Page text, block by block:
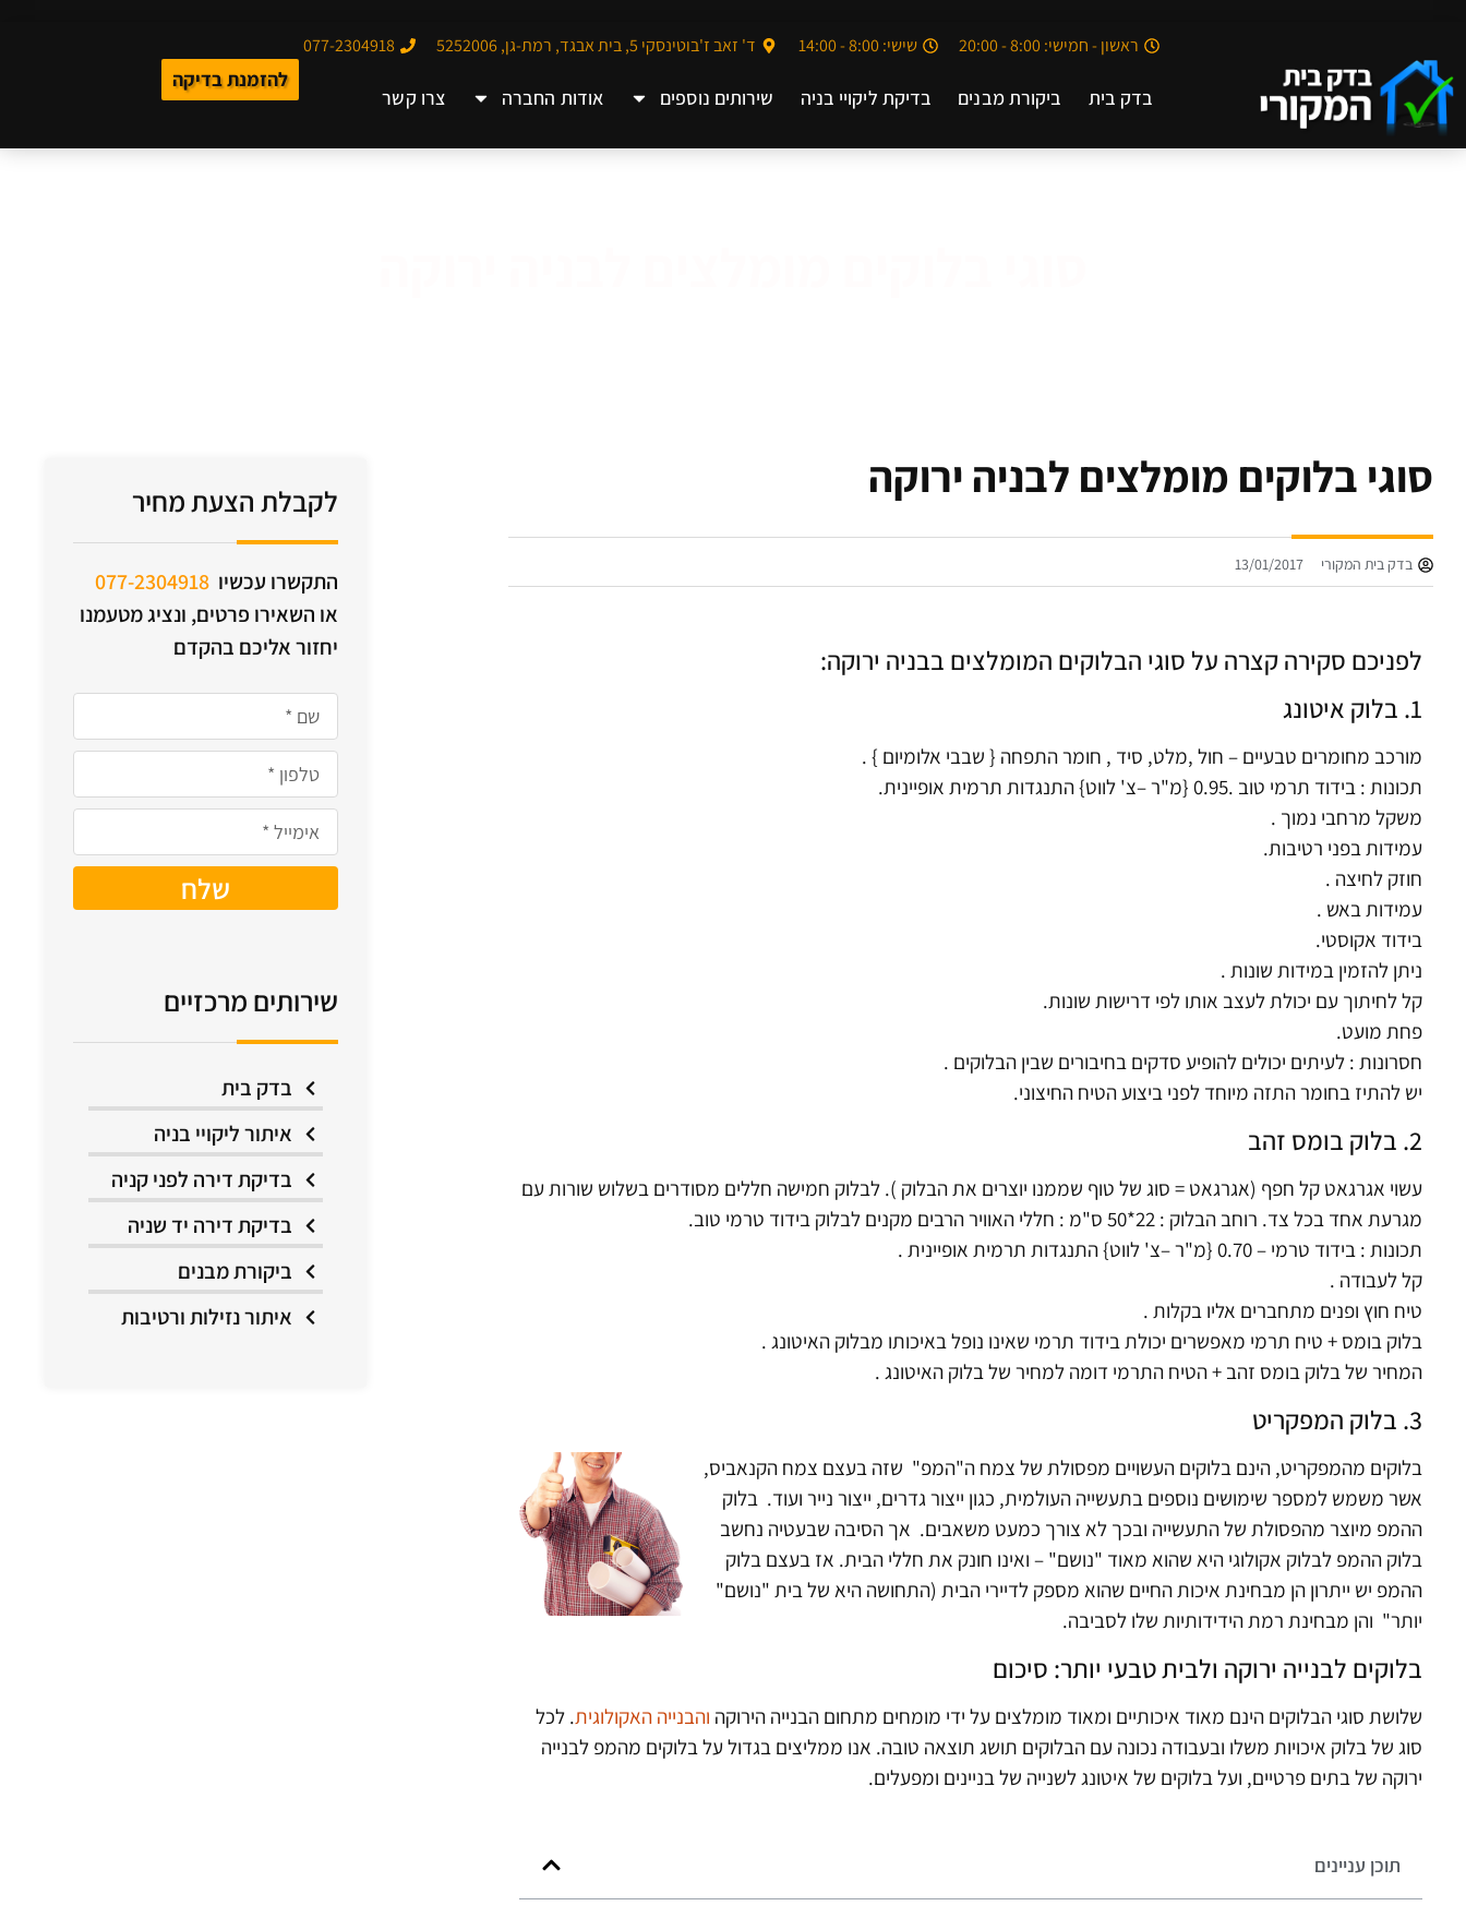
ראשון - חמישי: 8:00 - 20:00 שישי: 8:00 - 14:00 ד' זאב ז'בוטינסקי 5, בית אבגד, רמת-גן, 5252006 077-2304918
בדק בית ביקורת מבנים בדיקת ליקויי בניה שירותים נוספים אודות החברה צרו קשר
להזמנת בדיקה
סוגי בלוקים מומלצים לבניה ירוקה
בדק בית המקורי 13/01/2017
לפניכם סקירה קצרה על סוגי הבלוקים המומלצים בבניה ירוקה:
1. בלוק איטונג
מורכב מחומרים טבעיים – חול ,מלט, סיד , חומר התפחה { שבבי אלומיום } .
תכונות : בידוד תרמי טוב .0.95 {מ"ר –צ' לווט} התנגדות תרמית אופיינית.
משקל מרחבי נמוך .
עמידות בפני רטיבות.
חוזק לחיצה .
עמידות באש .
בידוד אקוסטי.
ניתן להזמין במידות שונות .
קל לחיתוך עם יכולת לעצב אותו לפי דרישות שונות.
פחת מועט.
חסרונות : לעיתים יכולים להופיע סדקים בחיבורים שבין הבלוקים .
יש להתיז בחומר התזה מיוחד לפני ביצוע הטיח החיצוני.
2. בלוק בומס זהב
עשוי אגרגאט קל חפף (אגרגאט = סוג של טוף שממנו יוצרים את הבלוק ). לבלוק חמישה חללים מסודרים בשלוש שורות עם
מגרעת אחד בכל צד. רוחב הבלוק : 22*50 ס"מ : חללי האוויר הרבים מקנים לבלוק בידוד טרמי טוב.
תכונות : בידוד טרמי – 0.70 {מ"ר –צ' לווט} התנגדות תרמית אופיינית .
קל לעבודה .
טיח חוץ ופנים מתחברים אליו בקלות .
בלוק בומס + טיח תרמי מאפשרים יכולת בידוד תרמי שאינו נופל באיכותו מבלוק האיטונג .
המחיר של בלוק בומס זהב + הטיח התרמי דומה למחיר של בלוק האיטונג .
3. בלוק המפקריט
בלוקים מהמפקריט, הינם בלוקים העשויים מפסולת של צמח ה"המפ" שזה בעצם צמח הקנאביס,
אשר משמש למספר שימושים נוספים בתעשייה העולמית, כגון ייצור גדרים, ייצור נייר ועוד. בלוק
ההמפ מיוצר מהפסולת של התעשייה ובכך לא צורך כמעט משאבים. אך הסיבה שבעטיה נחשב
בלוק ההמפ לבלוק אקולוגי היא שהוא מאוד "נושם" – ואינו חונק את חללי הבית. אז בעצם בלוק
ההמפ יש ייתרון הן מבחינת איכות החיים שהוא מספק לדיירי הבית (התחושה היא של בית "נושם"
יותר" והן מבחינת רמת הידידותיות שלו לסביבה.
בלוקים לבנייה ירוקה ולבית טבעי יותר: סיכום
שלושת סוגי הבלוקים הינם מאוד איכותיים ומאוד מומלצים על ידי מומחים מתחום הבנייה הירוקה והבנייה האקולוגית. לכל
סוג של בלוק איכויות משלו ובעבודה נכונה עם הבלוקים תושג תוצאה טובה. אנו ממליצים בגדול על בלוקים מהמפ לבנייה
ירוקה של בתים פרטיים, ועל בלוקים של איטונג לשנייה של בניינים ומפעלים.
תוכן עניינים
לקבלת הצעת מחיר
התקשרו עכשיו077-2304918
או השאירו פרטים, ונציג מטעמנו
יחזור אליכם בהקדם
שלח
שירותים מרכזיים
בדק בית
איתור ליקויי בניה
בדיקת דירה לפני קניה
בדיקת דירה יד שניה
ביקורת מבנים
איתור נזילות ורטיבות